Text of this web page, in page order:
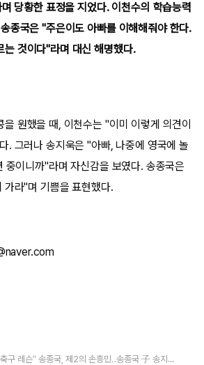
당황한 표정을 지었다. 이천수의 학습능력
종국은 "주은이도 아빠를 이해해줘야 한다.
는 것이다"라며 대신 해명했다.
원했을 때, 이천수는 "이미 이렇게 의견이
. 그러나 송지욱은 "아빠, 나중에 영국에 놀
중이니까"라며 자신감을 보였다. 송종국은
가라"며 기쁨을 표현했다.
“아들과 축구 레슨” 송종국, 제2의 손흥민‥송종국 子 송지욱 폭풍 성장